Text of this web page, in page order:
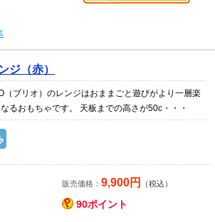
ジ（赤）
（ブリオ）のレンジはおままごと遊びがより一層楽
なるおもちゃです。 天板までの高さが50c・・・
販売価格：9,900円 （税込）
90ポイント